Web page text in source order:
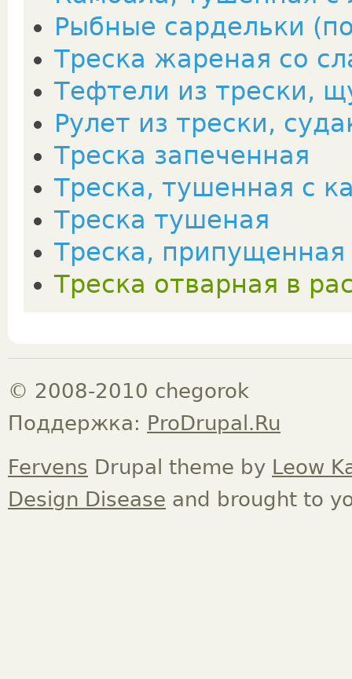
Рыбные сардельки
Треска жареная со
Тефтели из трески,
Рулет из трески,
Треска запеченная
Треска, тушенная с
Треска тушеная
Треска,
Треска отварная в
© 2008-2010 chegorok
Поддержка: ProDrupal.Ru
Fervens Drupal theme by Leow
Design Disease and brought to